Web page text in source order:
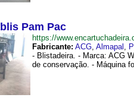
Pam Pac
https://
Fabricante: ACG, Almapal ,
- Blistadeira. - Marca: ACG
de conservação. - Máquina